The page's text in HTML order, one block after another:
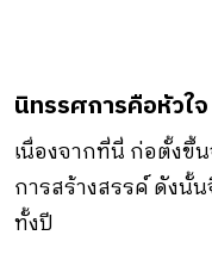
นิทรรศการคือหัวใจ
เนื่องจากที่นี่ ก่อตั้งขึ้
การสร้างสรรค์ ดังนั้
ทั้งปี